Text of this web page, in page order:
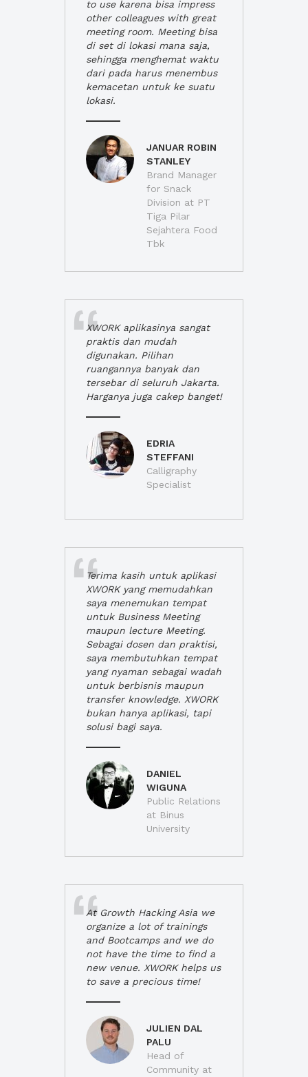
to use karena bisa impress
other colleagues with great
meeting room. Meeting bisa
di set di lokasi mana saja,
sehingga menghemat waktu
dari pada harus menembus
kemacetan untuk ke suatu
lokasi.
JANUAR ROBIN
STANLEY
Brand Manager
for Snack
Division at PT
Tiga Pilar
Sejahtera Food
Tbk
XWORK aplikasinya sangat
praktis dan mudah
digunakan. Pilihan
ruangannya banyak dan
tersebar di seluruh Jakarta.
Harganya juga cakep banget!
EDRIA
STEFFANI
Calligraphy
Specialist
Terima kasih untuk aplikasi
XWORK yang memudahkan
saya menemukan tempat
untuk Business Meeting
maupun lecture Meeting.
Sebagai dosen dan praktisi,
saya membutuhkan tempat
yang nyaman sebagai wadah
untuk berbisnis maupun
transfer knowledge. XWORK
bukan hanya aplikasi, tapi
solusi bagi saya.
DANIEL
WIGUNA
Public Relations
at Binus
University
At Growth Hacking Asia we
organize a lot of trainings
and Bootcamps and we do
not have the time to find a
new venue. XWORK helps us
to save a precious time!
JULIEN DAL
PALU
Head of
Community at